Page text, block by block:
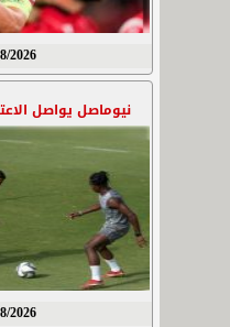
08/08/
نيوماصل يواصل
08/08/